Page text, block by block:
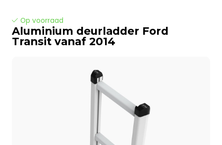
Op voorraad
Aluminium deurladder Ford
Transit vanaf 2014